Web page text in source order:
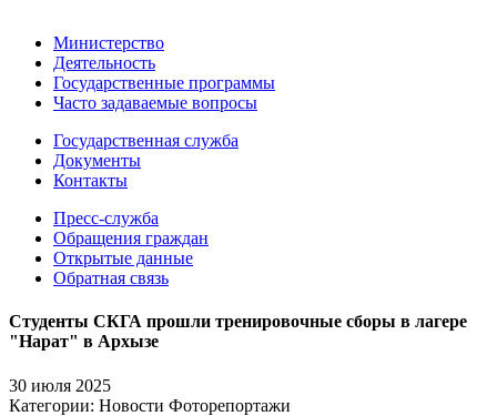
Министерство
Деятельность
Государственные программы
Часто задаваемые вопросы
Государственная служба
Документы
Контакты
Пресс-служба
Обращения граждан
Открытые данные
Обратная связь
Студенты СКГА прошли тренировочные сборы в лагере
"Нарат" в Архызе
30 июля 2025
Категории: Новости Фоторепортажи